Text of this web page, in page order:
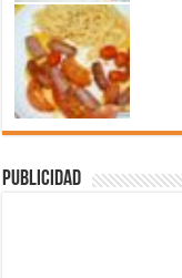
Publicidad